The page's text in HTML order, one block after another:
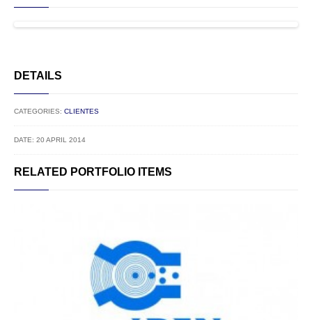
DETAILS
CATEGORIES: CLIENTES
DATE: 20 APRIL 2014
RELATED PORTFOLIO ITEMS